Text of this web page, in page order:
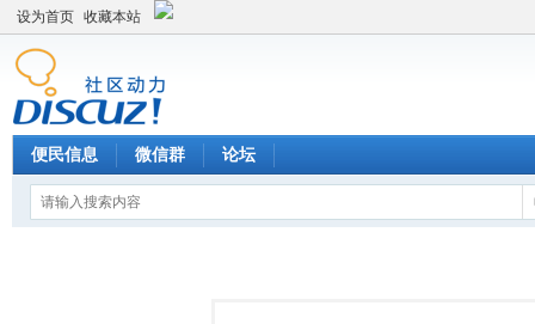
设为首页 收藏本站
便民信息 微信群 论坛